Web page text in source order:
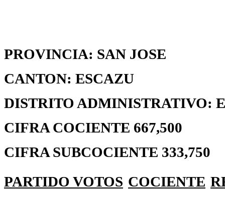
PROVINCIA: SAN JOSE
CANTON: ESCAZU
DISTRITO ADMINISTRATIVO:
CIFRA COCIENTE 667,500
CIFRA SUBCOCIENTE 333,750
PARTIDO VOTOS COCIENTE